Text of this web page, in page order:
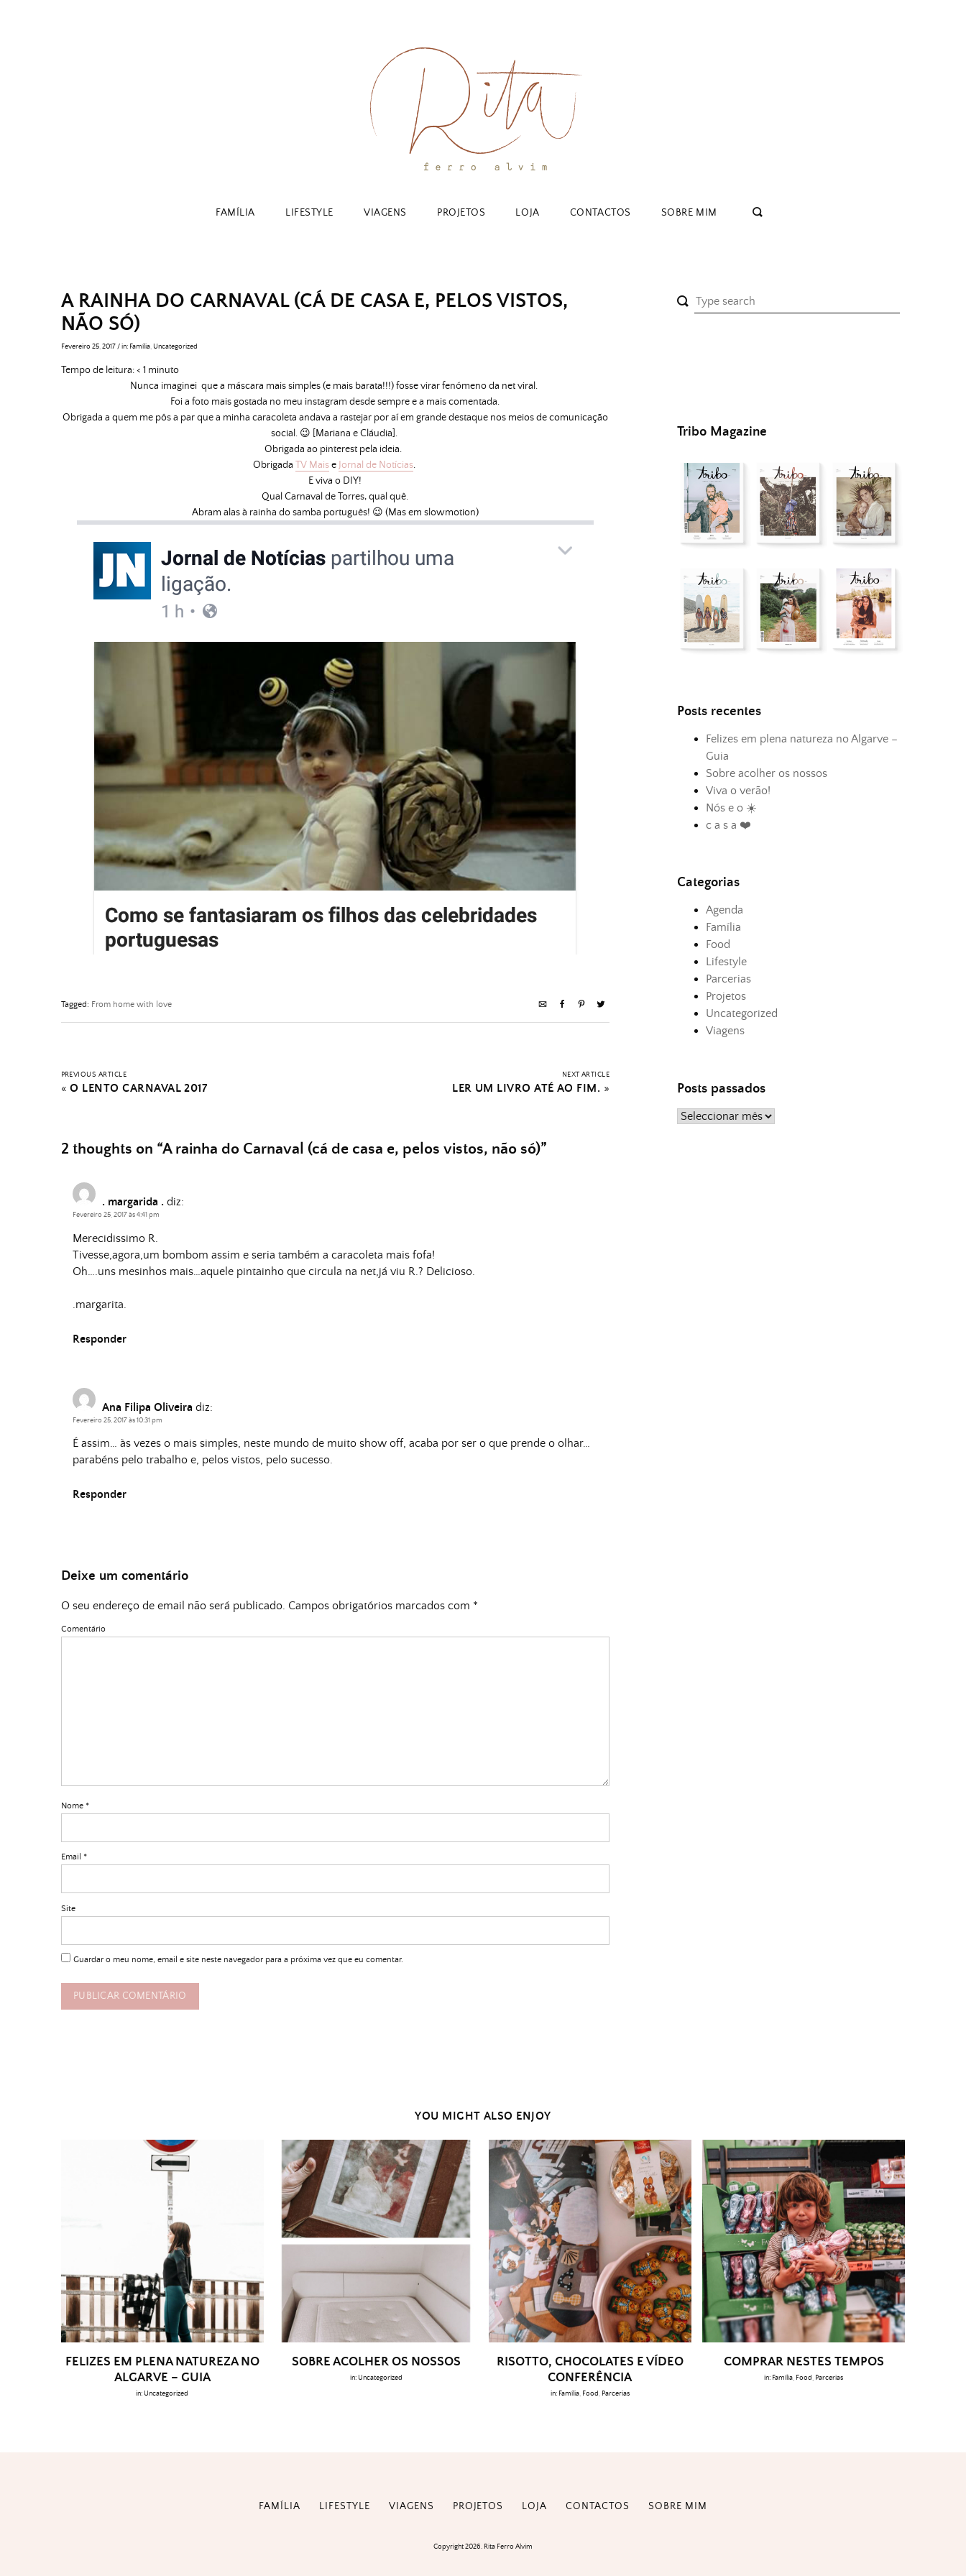
FAMÍLIA LIFESTYLE VIAGENS PROJETOS LOJA CONTACTOS SOBRE MIM
A RAINHA DO CARNAVAL (CÁ DE CASA E, PELOS VISTOS,
NÃO SÓ)
Fevereiro 25, 2017/in: Família, Uncategorized
Tempo de leitura:< 1 minuto
Nunca imaginei que a máscara mais simples (e mais barata!!!) fosse virar fenómeno da net viral.
Foi a foto mais gostada no meu instagram desde sempre e a mais comentada.
Obrigada a quem me pôs a par que a minha caracoleta andava a rastejar por aí em grande destaque nos meios de comunicação
social. 😉 [Mariana e Cláudia].
Obrigada ao pinterest pela ideia.
Obrigada TV Maise Jornal de Notícias.
E viva o DIY!
Qual Carnaval de Torres, qual quê.
Abram alas à rainha do samba português! 😉 (Mas em slowmotion)
Tagged: From home with love
PREVIOUS ARTICLE
«O LENTO CARNAVAL 2017
NEXT ARTICLE
LER UM LIVRO ATÉ AO FIM. »
2 thoughts on “A rainha do Carnaval (cá de casa e, pelos vistos, não só)”
. margarida . diz:
Fevereiro 25, 2017 às 4:41 pm
Merecidissimo R.
Tivesse,agora,um bombom assim e seria também a caracoleta mais fofa!
Oh….uns mesinhos mais…aquele pintainho que circula na net,já viu R.? Delicioso.
.margarita.
Responder
Ana Filipa Oliveira diz:
Fevereiro 25, 2017 às 10:31 pm
É assim… às vezes o mais simples, neste mundo de muito show off, acaba por ser o que prende o olhar…
parabéns pelo trabalho e, pelos vistos, pelo sucesso.
Responder
Deixe um comentário
O seu endereço de email não será publicado. Campos obrigatórios marcados com *
Comentário
Nome *
Email *
Site
Guardar o meu nome, email e site neste navegador para a próxima vez que eu comentar.
Tribo Magazine
Posts recentes
Felizes em plena natureza no Algarve –
Guia
Sobre acolher os nossos
Viva o verão!
Nós e o ☀️
c a s a ❤️
Categorias
Agenda
Família
Food
Lifestyle
Parcerias
Projetos
Uncategorized
Viagens
Posts passados
Posts
YOU MIGHT ALSO ENJOY
FELIZES EM PLENA NATUREZA NO
ALGARVE – GUIA
in: Uncategorized
SOBRE ACOLHER OS NOSSOS
in: Uncategorized
RISOTTO, CHOCOLATES E VÍDEO
CONFERÊNCIA
in: Família, Food Parcerias
COMPRAR NESTES TEMPOS
in: Família Food Parcerias
FAMÍLIA LIFESTYLE VIAGENS PROJETOS LOJA CONTACTOS SOBRE MIM
Copyright 2026. Rita Ferro Alvim